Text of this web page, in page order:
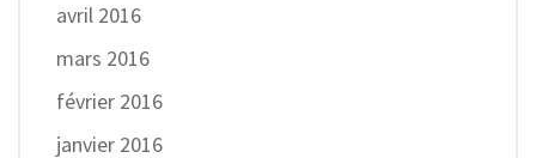
avril 2016
mars 2016
février 2016
janvier 2016